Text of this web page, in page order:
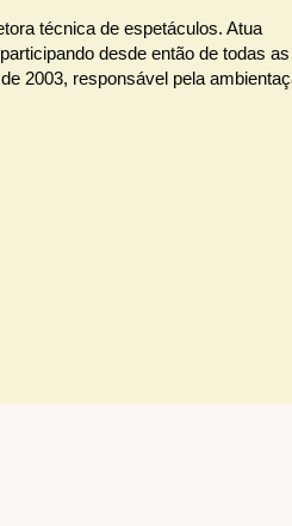
técnica de espetáculos. Atua
desde então de todas
2003, responsável pela